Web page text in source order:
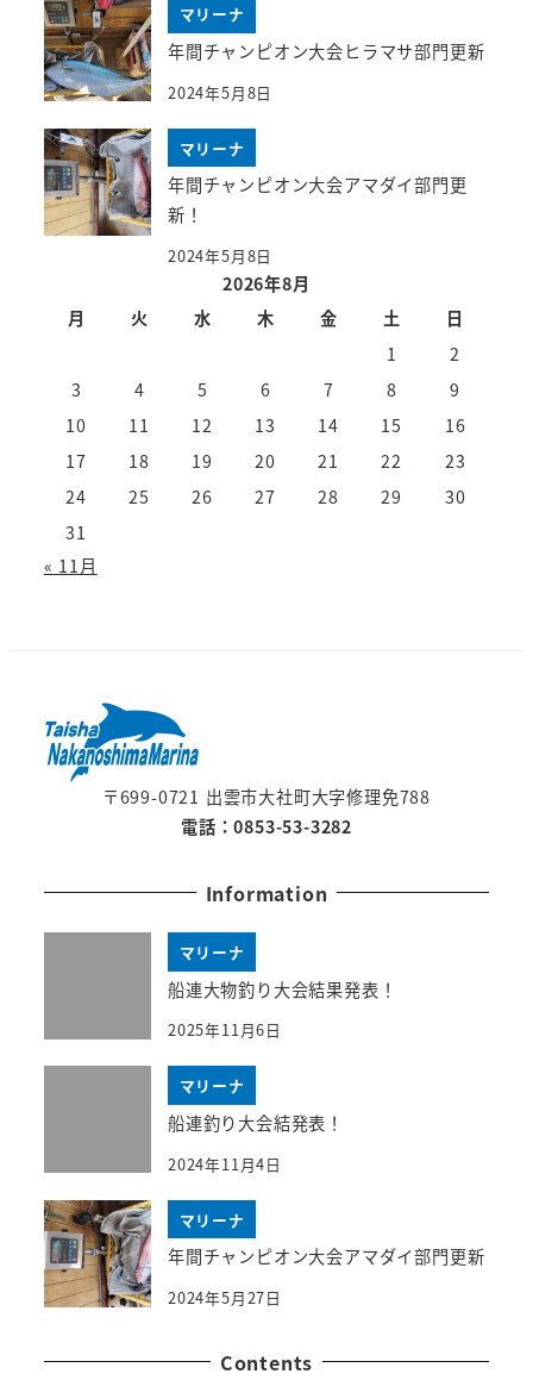
マリーナ
年間チャンピオン大会ヒラマサ部門更新
2024年5月8日
マリーナ
年間チャンピオン大会アマダイ部門更
新！
2024年5月8日
2026年8月
月
火 水 木 金 土
日
1
2
3
4 5 6 7 8
9
10
11 12 13 14 15
16
17
18 19 20 21 22
23
24
25 26 27 28 29
30
31
« 11月
〒699-0721 出雲市大社町大字修理免788
電話：0853-53-3282
Information
マリーナ
船連大物釣り大会結果発表！
2025年11月6日
マリーナ
船連釣り大会結発表！
2024年11月4日
マリーナ
年間チャンピオン大会アマダイ部門更新
2024年5月27日
Contents